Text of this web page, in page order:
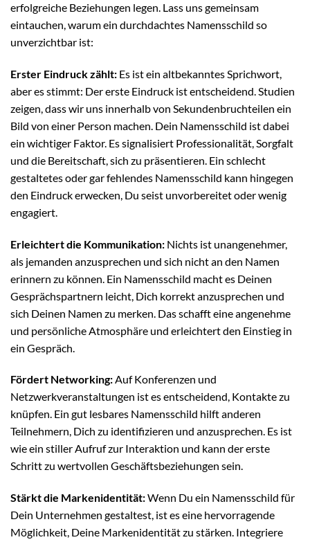
erfolgreiche Beziehungen legen. Lass uns gemeinsam
eintauchen, warum ein durchdachtes Namensschild so
unverzichtbar ist:
Erster Eindruck zählt: Es ist ein altbekanntes Sprichwort,
aber es stimmt: Der erste Eindruck ist entscheidend. Studien
zeigen, dass wir uns innerhalb von Sekundenbruchteilen ein
Bild von einer Person machen. Dein Namensschild ist dabei
ein wichtiger Faktor. Es signalisiert Professionalität, Sorgfalt
und die Bereitschaft, sich zu präsentieren. Ein schlecht
gestaltetes oder gar fehlendes Namensschild kann hingegen
den Eindruck erwecken, Du seist unvorbereitet oder wenig
engagiert.
Erleichtert die Kommunikation: Nichts ist unangenehmer,
als jemanden anzusprechen und sich nicht an den Namen
erinnern zu können. Ein Namensschild macht es Deinen
Gesprächspartnern leicht, Dich korrekt anzusprechen und
sich Deinen Namen zu merken. Das schafft eine angenehme
und persönliche Atmosphäre und erleichtert den Einstieg in
ein Gespräch.
Fördert Networking:Auf Konferenzen und
Netzwerkveranstaltungen ist es entscheidend, Kontakte zu
knüpfen. Ein gut lesbares Namensschild hilft anderen
Teilnehmern, Dich zu identifizieren und anzusprechen. Es ist
wie ein stiller Aufruf zur Interaktion und kann der erste
Schritt zu wertvollen Geschäftsbeziehungen sein.
Stärkt die Markenidentität:Wenn Du ein Namensschild für
Dein Unternehmen gestaltest, ist es eine hervorragende
Möglichkeit, Deine Markenidentität zu stärken. Integriere